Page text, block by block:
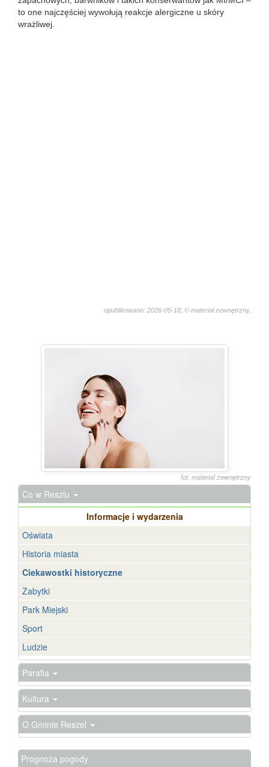
to one najczęściej wywołują reakcje alergiczne u skóry
wrażliwej.
opublikowano: 2026-05-18, © materiał zewnętrzny,
fot. materiał zewnętrzny
Co w Reszlu
Informacje i wydarzenia
Oświata
Historia miasta
Ciekawostki historyczne
Zabytki
Park Miejski
Sport
Ludzie
Parafia
Kultura
O Gminie Reszel
Prognoza pogody